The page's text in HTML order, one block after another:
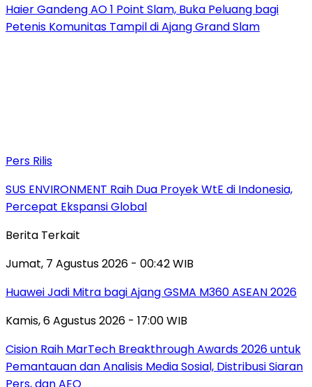
Haier Gandeng AO 1 Point Slam, Buka Peluang bagi
Petenis Komunitas Tampil di Ajang Grand Slam
Pers Rilis
SUS ENVIRONMENT Raih Dua Proyek WtE di Indonesia,
Percepat Ekspansi Global
Berita Terkait
Jumat, 7 Agustus 2026 - 00:42 WIB
Huawei Jadi Mitra bagi Ajang GSMA M360 ASEAN 2026
Kamis, 6 Agustus 2026 - 17:00 WIB
Cision Raih MarTech Breakthrough Awards 2026 untuk
Pemantauan dan Analisis Media Sosial, Distribusi Siaran
Pers, dan AEO